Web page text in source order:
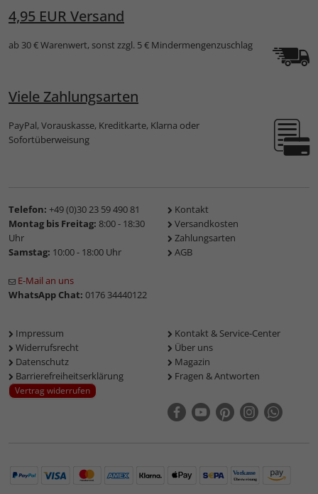
4,95 EUR Versand
ab 30 € Warenwert, sonst zzgl. 5 € Mindermengenzuschlag
Viele Zahlungsarten
PayPal, Vorauskasse, Kreditkarte, Klarna oder
Sofortüberweisung
Telefon: +49 (0)30 23 59 490 81
Montag bis Freitag: 8:00 - 18:30
Uhr
Samstag: 10:00 - 18:00 Uhr
E-Mail an uns
WhatsApp Chat: 0176 34440122
Kontakt
Versandkosten
Zahlungsarten
AGB
Impressum
Widerrufsrecht
Datenschutz
Barrierefreiheitserklärung
Vertrag widerrufen
Kontakt & Service-Center
Über uns
Magazin
Fragen & Antworten